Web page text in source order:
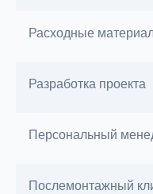
Расходные
Разработка проекта
Персональный
Послемонтажный